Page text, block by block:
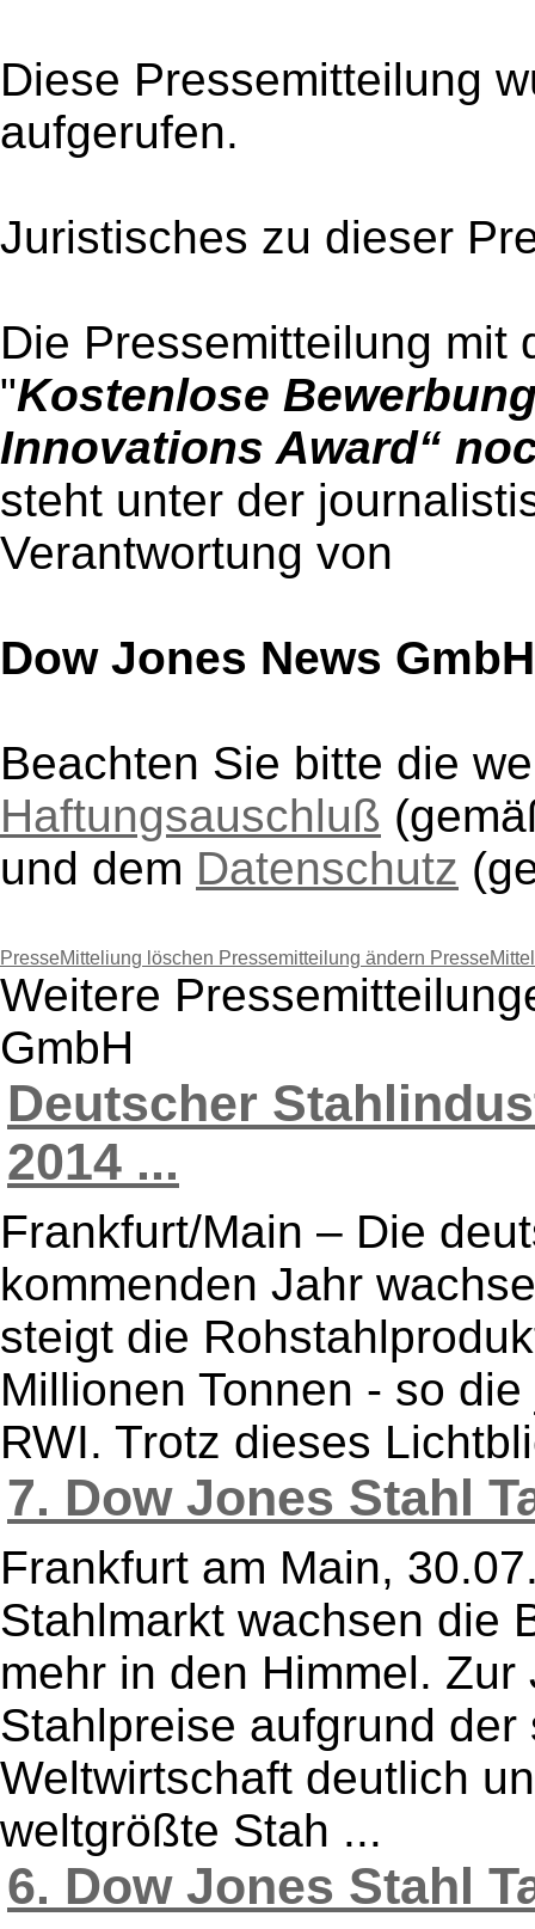
Diese Pressemitteilung
aufgerufen.
Juristisches zu dieser
Die Pressemitteilung mit
"Kostenlose
Innovations Award“
steht unter der
Verantwortung von
Dow Jones News GmbH
Beachten Sie bitte die
Haftungsauschluß
und dem Datenschutz
PresseMitteliung löschen Pressemitteilung ändern
Weitere
GmbH
Deutscher
2014 ...
Frankfurt/Main – Die
kommenden Jahr
steigt die
Millionen Tonnen - so
RWI. Trotz dieses
7. Dow Jones Stahl
Frankfurt am Main,
Stahlmarkt wachsen die
mehr in den Himmel.
Stahlpreise aufgrund
Weltwirtschaft deutlich
weltgrößte Stah ...
6. Dow Jones Stahl